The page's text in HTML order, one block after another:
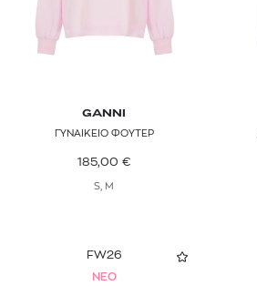
GANNI
ΓΥΝΑΙΚΕΙΟ ΦΟΥΤΕΡ
185,00 €
S, M
FW26
NEO